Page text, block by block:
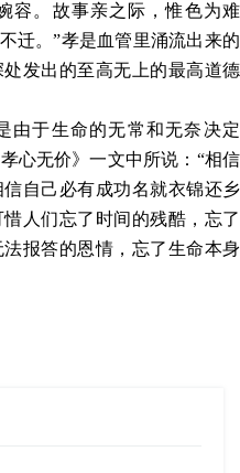
容。故事亲之际，惟色为难
迁。”孝是血管里涌流出来的
发出的至高无上的最高道德
由于生命的无常和无奈决定
心无价》一文中所说：“相信
自己必有成功名就衣锦还乡
人们忘了时间的残酷，忘了
报答的恩情，忘了生命本身